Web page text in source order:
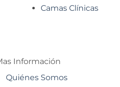
Camas Clínicas
Información
Quiénes Somos